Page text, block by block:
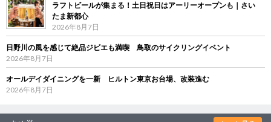
ラフトビールが集まる！土日祝日はアーリーオープンも｜さい
たま新都心
2026年8月7日
日野川の風を感じて絶品ジビエも満喫 鳥取のサイクリングイベント
2026年8月7日
オールデイダイニングを一新 ヒルトン東京お台場、改装進む
2026年8月7日